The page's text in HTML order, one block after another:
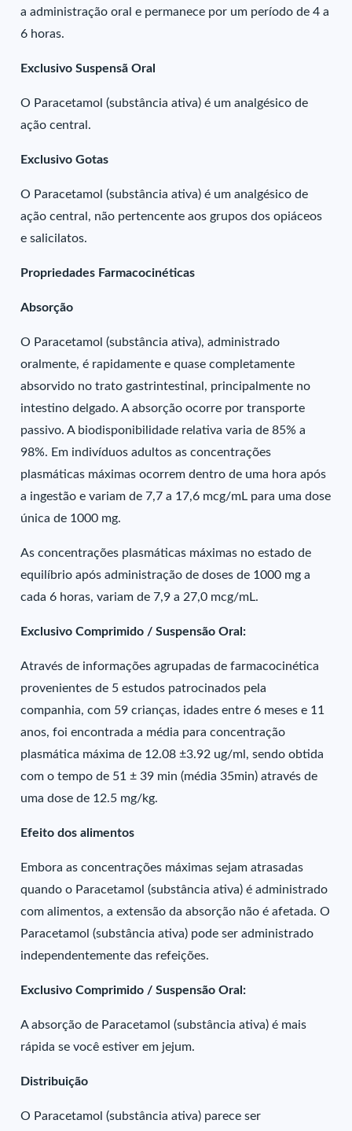
a administração oral e permanece por um período de 4 a
6 horas.
Exclusivo Suspensã Oral
O Paracetamol (substância ativa) é um analgésico de
ação central.
Exclusivo Gotas
O Paracetamol (substância ativa) é um analgésico de
ação central, não pertencente aos grupos dos opiáceos
e salicilatos.
Propriedades Farmacocinéticas
Absorção
O Paracetamol (substância ativa), administrado
oralmente, é rapidamente e quase completamente
absorvido no trato gastrintestinal, principalmente no
intestino delgado. A absorção ocorre por transporte
passivo. A biodisponibilidade relativa varia de 85% a
98%. Em indivíduos adultos as concentrações
plasmáticas máximas ocorrem dentro de uma hora após
a ingestão e variam de 7,7 a 17,6 mcg/mL para uma dose
única de 1000 mg.
As concentrações plasmáticas máximas no estado de
equilíbrio após administração de doses de 1000 mg a
cada 6 horas, variam de 7,9 a 27,0 mcg/mL.
Exclusivo Comprimido / Suspensão Oral:
Através de informações agrupadas de farmacocinética
provenientes de 5 estudos patrocinados pela
companhia, com 59 crianças, idades entre 6 meses e 11
anos, foi encontrada a média para concentração
plasmática máxima de 12.08 ±3.92 ug/ml, sendo obtida
com o tempo de 51 ± 39 min (média 35min) através de
uma dose de 12.5 mg/kg.
Efeito dos alimentos
Embora as concentrações máximas sejam atrasadas
quando o Paracetamol (substância ativa) é administrado
com alimentos, a extensão da absorção não é afetada. O
Paracetamol (substância ativa) pode ser administrado
independentemente das refeições.
Exclusivo Comprimido / Suspensão Oral:
A absorção de Paracetamol (substância ativa) é mais
rápida se você estiver em jejum.
Distribuição
O Paracetamol (substância ativa) parece ser